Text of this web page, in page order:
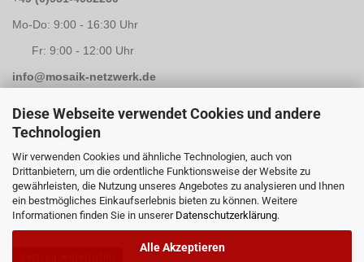
Diese Webseite verwendet Cookies und andere
Technologien
Wir verwenden Cookies und ähnliche Technologien, auch von
Drittanbietern, um die ordentliche Funktionsweise der Website zu
gewährleisten, die Nutzung unseres Angebotes zu analysieren und Ihnen
ein bestmögliches Einkaufserlebnis bieten zu können. Weitere
Informationen finden Sie in unserer Datenschutzerklärung.
Alle Akzeptieren
Mo-Do: 9:00 - 16:30 Uhr
Fr: 9:00 - 12:00 Uhr
info@mosaik-netzwerk.de
Retouren Adresse:
Mosaik-Netzwerk
Kapellenstrasse 3
96117 Memmelsdorf / Lichteneiche